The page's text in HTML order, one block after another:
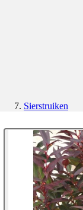
Sierstruiken